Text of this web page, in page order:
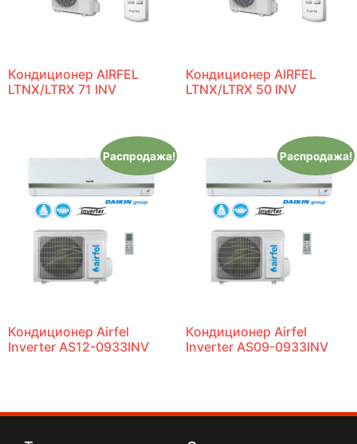
Кондиционер AIRFEL
LTNX/LTRX 71 INV
Кондиционер AIRFEL
LTNX/LTRX 50 INV
Распродажа!
Кондиционер Airfel
Inverter AS12-0933INV
Распродажа!
Кондиционер Airfel
Inverter AS09-0933INV